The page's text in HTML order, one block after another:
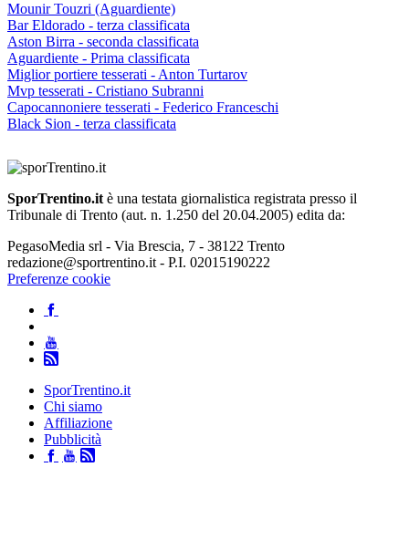
Mounir Touzri (Aguardiente)
Bar Eldorado - terza classificata
Aston Birra - seconda classificata
Aguardiente - Prima classificata
Miglior portiere tesserati - Anton Turtarov
Mvp tesserati - Cristiano Subranni
Capocannoniere tesserati - Federico Franceschi
Black Sion - terza classificata
SporTrentino.it è una testata giornalistica registrata presso il
Tribunale di Trento (aut. n. 1.250 del 20.04.2005) edita da:
PegasoMedia srl - Via Brescia, 7 - 38122 Trento
redazione@sportrentino.it - P.I. 02015190222
Preferenze cookie
SporTrentino.it
Chi siamo
Affiliazione
Pubblicità